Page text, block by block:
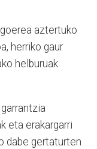
aztertuko
herriko gaur
helburuak
eta erakargarri
dabe gertaturten